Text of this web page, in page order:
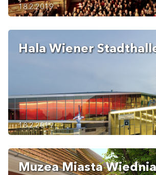
18.2.2019
Hala Wiener
18.2.2019
Muzea Miasta Wiednia